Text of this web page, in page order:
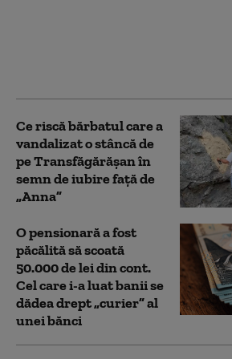
Ce riscă bărbatul care a
vandalizat o stâncă de
pe Transfăgărășan în
semn de iubire față de
„Anna”
O pensionară a fost
păcălită să scoată
50.000 de lei din cont.
Cel care i-a luat banii se
dădea drept „curier” al
unei bănci